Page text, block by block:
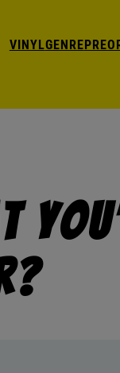
VINYLGENRE